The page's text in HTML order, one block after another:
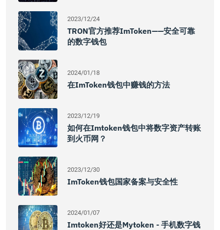
2023/12/24
TRON官方推荐imToken——安全可靠
的数字钱包
2024/01/18
在imToken钱包中赚钱的方法
2023/12/19
如何在imtoken钱包中将数字资产转账
到火币网？
2023/12/30
ImToken钱包国家备案与安全性
2024/01/07
Imtoken好还是mytoken - 手机数字钱